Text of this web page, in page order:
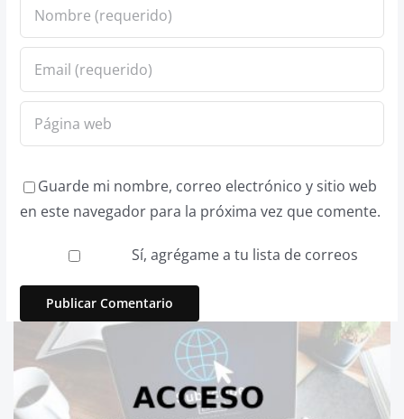
Guarde mi nombre, correo electrónico y sitio web
en este navegador para la próxima vez que comente.
Sí, agrégame a tu lista de correos